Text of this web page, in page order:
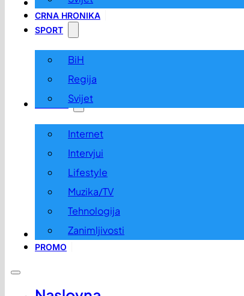
LOKALNO
CRNA HRONIKA
SPORT
BiH
Regija
Svijet
ZABAVA
Internet
Intervjui
Lifestyle
Muzika/TV
Tehnologija
Zanimljivosti
OGLASI I KONKURSI
PROMO